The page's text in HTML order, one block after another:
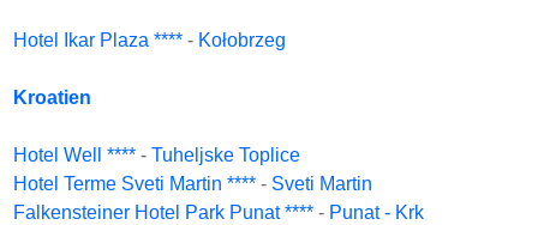
Hotel Ikar Plaza **** - Kołobrzeg
Kroatien
Hotel Well **** - Tuheljske Toplice
Hotel Terme Sveti Martin **** - Sveti Martin
Falkensteiner Hotel Park Punat **** - Punat - Krk